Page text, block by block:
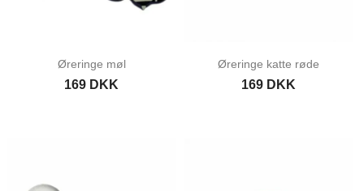
Øreringe møl
169 DKK
Øreringe katte røde
169 DKK